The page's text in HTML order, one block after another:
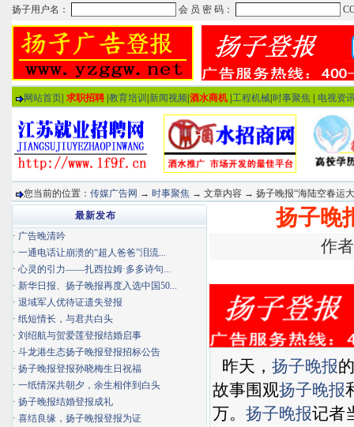
网站首页 求职招聘 教育培训 新闻视频 酒水商机 工程机械 时事聚焦 电视资
您当前的位置： 传媒广告网 → 时事聚焦 → 文章内容 → 扬子晚报“海陆空春运
扬子晚
作
昨天， 扬子晚报
故事围观扬子晚报
万。 扬子晚报记者
最新发布
· 广告晚清吟
· 一通电话让崩溃的“超人爸爸”泪流...
· 心灵的引力——扎西拉姆·多多诗句...
· 新华日报、扬子晚报再度入选中国50...
· 退域军人优待证遗失登报
· 纸短情长，与君共白头
· 刘绍航与贺爱莲登报结婚启事
· 斗龙港生态扬子晚报登报招标公告
· 扬子晚报登报孙晓梅生日祝福
· 一纸情深共朝夕，余生相伴到白头
· 扬子晚报结婚登报成礼
· 喜结良缘，扬子晚报登报为证